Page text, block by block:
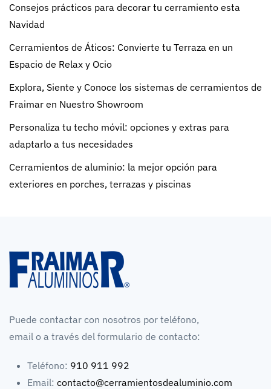
Consejos prácticos para decorar tu cerramiento esta
Navidad
Cerramientos de Áticos: Convierte tu Terraza en un
Espacio de Relax y Ocio
Explora, Siente y Conoce los sistemas de cerramientos de
Fraimar en Nuestro Showroom
Personaliza tu techo móvil: opciones y extras para
adaptarlo a tus necesidades
Cerramientos de aluminio: la mejor opción para
exteriores en porches, terrazas y piscinas
Puede contactar con nosotros por teléfono,
email o a través del formulario de contacto:
Teléfono: 910 911 992
Email: contacto@cerramientosdealuminio.com